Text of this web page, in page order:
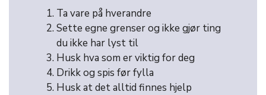
Ta vare på hverandre
Sette egne grenser og ikke gjør ting
du ikke har lyst til
Husk hva som er viktig for deg
Drikk og spis før fylla
Husk at det alltid finnes hjelp